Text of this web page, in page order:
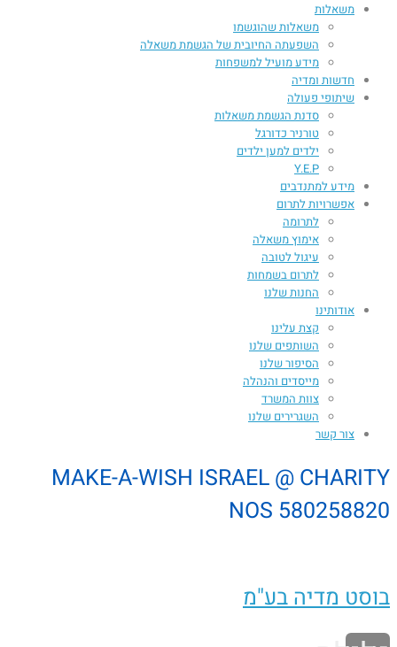
משאלות
משאלות שהוגשמו
השפעתה החיובית של הגשמת משאלה​
מידע מועיל למשפחות
חדשות ומדיה
שיתופי פעולה
סדנת הגשמת משאלות
טורניר כדורגל
ילדים למען ילדים
Y.E.P
מידע למתנדבים
אפשרויות לתרום
לתרומה
אימוץ משאלה
עיגול לטובה
לתרום בשמחות
החנות שלנו
אודותינו
קצת עלינו
השותפים שלנו
הסיפור שלנו
מייסדים והנהלה
צוות המשרד
השגרירים שלנו
צור קשר
MAKE-A-WISH ISRAEL @ CHARITY
NOS 580258820
בוסט מדיה בע"מ